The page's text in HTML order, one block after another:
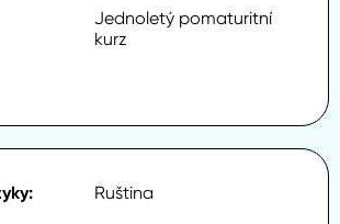
Jednoletý pomaturitní
kurz
Ruština